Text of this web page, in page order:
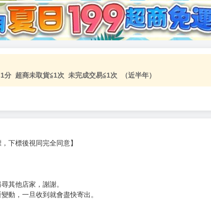
超商未取貨≦1次 未完成交易≦1次 （近半年）
下標後視同完全同意】
其他店家，謝謝。
動，一旦收到就會盡快寄出。